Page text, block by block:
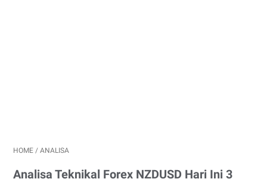
HOME / ANALISA
Analisa Teknikal Forex NZDUSD Hari Ini 3